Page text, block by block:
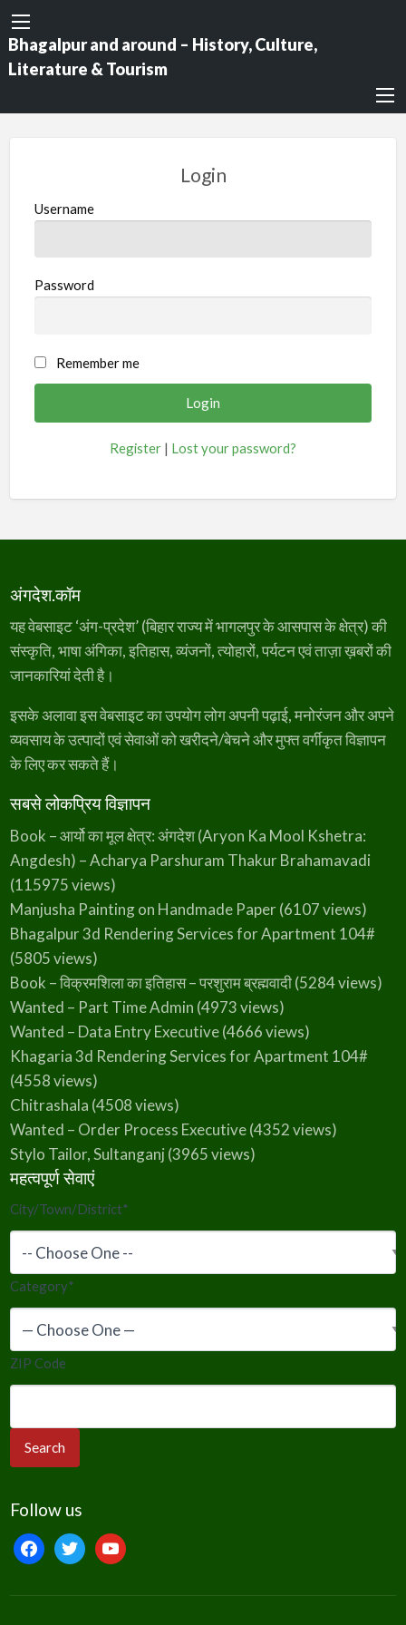
Bhagalpur and around – History, Culture,
Literature & Tourism
Login
Username
Password
Remember me
Register | Lost your password?
अंगदेश.कॉम
यह वेबसाइट ‘अंग-प्रदेश’ (बिहार राज्य में भागलपुर के आसपास के क्षेत्र) की
संस्कृति, भाषा अंगिका, इतिहास, व्यंजनों, त्योहारों, पर्यटन एवं ताज़ा ख़बरों की
जानकारियां देती है।
इसके अलावा इस वेबसाइट का उपयोग लोग अपनी पढ़ाई, मनोरंजन और अपने
व्यवसाय के उत्पादों एवं सेवाओं को खरीदने/बेचने और मुफ्त वर्गीकृत विज्ञापन
के लिए कर सकते हैं।
सबसे लोकप्रिय विज्ञापन
Book – आर्यो का मूल क्षेत्र: अंगदेश (Aryon Ka Mool Kshetra:
Angdesh) – Acharya Parshuram Thakur Brahamavadi
(115975 views)
Manjusha Painting on Handmade Paper(6107 views)
Bhagalpur 3d Rendering Services for Apartment 104#
(5805 views)
Book – विक्रमशिला का इतिहास – परशुराम ब्रह्मवादी(5284 views)
Wanted – Part Time Admin (4973 views)
Wanted – Data Entry Executive(4666 views)
Khagaria 3d Rendering Services for Apartment 104#
(4558 views)
Chitrashala (4508 views)
Wanted – Order Process Executive(4352 views)
Stylo Tailor, Sultanganj (3965 views)
महत्वपूर्ण सेवाएं
City/Town/District*
Category*
ZIP Code
Follow us
facebooktwitteryoutube